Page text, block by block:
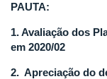
PAUTA:
1. Avaliação dos
em 2020/02
2. Apreciação do